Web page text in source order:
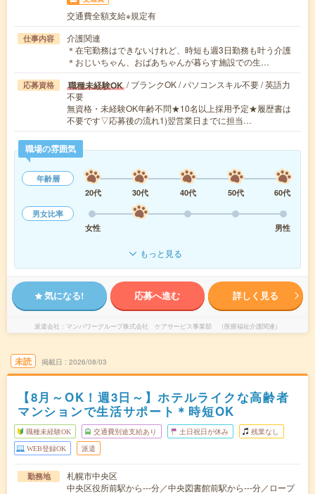
交通費全額支給※規定有
仕事内容
介護関連
＊在宅勤務はできないけれど、時短も週3日勤務も叶う介護
＊おじいちゃん、おばあちゃんが暮らす施設での生…
応募資格 職種未経験OK / ブランクOK / パソコンスキル不要 / 英語力
不要
無資格・未経験OK年齢不問★10名以上採用予定★履歴書は
不要です▽応募後の流れ1)翌営業日までに担当…
職場の雰囲気
年齢層
20代
30代 40代 50代
60代
男女比率
女性
男性
もっと見る
気になる! 応募へ進む 詳しく見る
派遣会社 マンパワーグループ株式会社 ケアサービス事業部 （医療福祉介護関連）
未読 掲載日 2026/08/03
【8月～OK！週3日～】ホテルライクな高齢者
マンションで生活サポート＊時短OK
職種未経験OK 交通費別途支給あり 土日祝日が休み 残業なし
WEB登録OK 派遣
勤務地
札幌市中央区
中央区役所前駅から---分／中央図書館前駅から---分／ロープ